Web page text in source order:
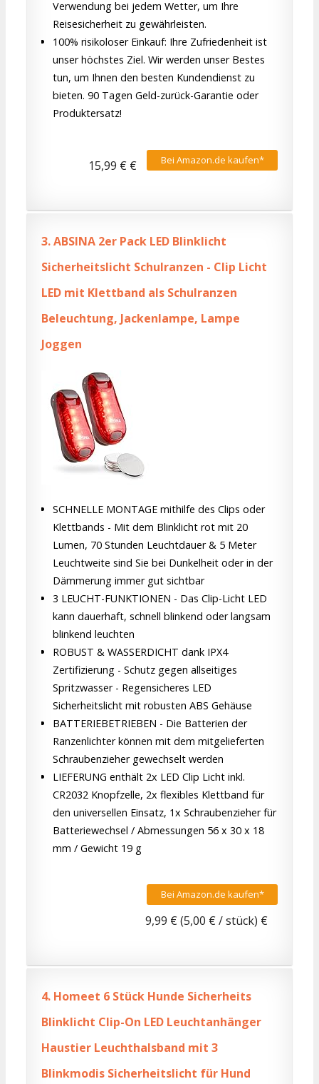
Verwendung bei jedem Wetter, um Ihre
Reisesicherheit zu gewährleisten.
100% risikoloser Einkauf: Ihre Zufriedenheit ist
unser höchstes Ziel. Wir werden unser Bestes
tun, um Ihnen den besten Kundendienst zu
bieten. 90 Tagen Geld-zurück-Garantie oder
Produktersatz!
Bei Amazon.de kaufen*
15,99 € €
3.ABSINA 2er Pack LED Blinklicht
Sicherheitslicht Schulranzen - Clip Licht
LED mit Klettband als Schulranzen
Beleuchtung, Jackenlampe, Lampe
Joggen
SCHNELLE MONTAGE mithilfe des Clips oder
Klettbands - Mit dem Blinklicht rot mit 20
Lumen, 70 Stunden Leuchtdauer & 5 Meter
Leuchtweite sind Sie bei Dunkelheit oder in der
Dämmerung immer gut sichtbar
3 LEUCHT-FUNKTIONEN - Das Clip-Licht LED
kann dauerhaft, schnell blinkend oder langsam
blinkend leuchten
ROBUST & WASSERDICHT dank IPX4
Zertifizierung - Schutz gegen allseitiges
Spritzwasser - Regensicheres LED
Sicherheitslicht mit robusten ABS Gehäuse
BATTERIEBETRIEBEN - Die Batterien der
Ranzenlichter können mit dem mitgelieferten
Schraubenzieher gewechselt werden
LIEFERUNG enthält 2x LED Clip Licht inkl.
CR2032 Knopfzelle, 2x flexibles Klettband für
den universellen Einsatz, 1x Schraubenzieher für
Batteriewechsel / Abmessungen 56 x 30 x 18
mm / Gewicht 19 g
Bei Amazon.de kaufen*
9,99 € (5,00 € / stück) €
4. Homeet 6 Stück Hunde Sicherheits
Blinklicht Clip-On LED Leuchtanhänger
Haustier Leuchthalsband mit 3
Blinkmodis Sicherheitslicht für Hund